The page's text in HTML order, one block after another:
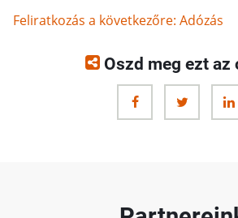
Feliratkozás a következőre: Adózás
Oszd meg ezt az